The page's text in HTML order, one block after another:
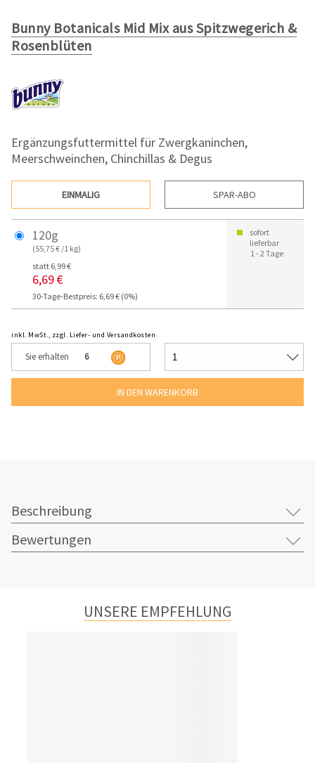
Bunny Botanicals Mid Mix aus Spitzwegerich &
Rosenblüten
Ergänzungsfuttermittel für Zwergkaninchen,
Meerschweinchen, Chinchillas & Degus
EINMALIG SPAR-ABO
120g
(55,75 € /1 kg)
statt 6,99 €
6,69 €
30-Tage-Bestpreis: 6,69 € (0%)
sofort
lieferbar
1 - 2 Tage
inkl. MwSt., zzgl. Liefer- und Versandkosten
Sie erhalten 6
Beschreibung
Bewertungen
UNSERE EMPFEHLUNG